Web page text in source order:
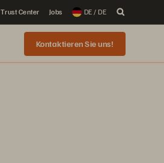
Trust Center Jobs DE / DE
Kontaktieren Sie uns!